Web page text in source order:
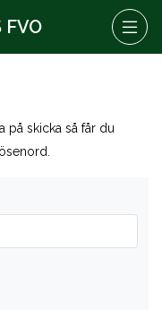
FVO
på skicka så får du